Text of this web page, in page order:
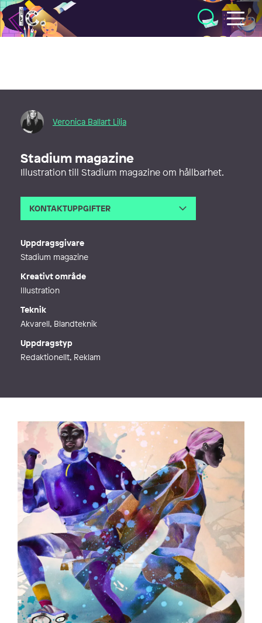
Illustratörcentrum
Veronica Ballart Lilja
Stadium magazine
Illustration till Stadium magazine om hållbarhet.
KONTAKTUPPGIFTER
Uppdragsgivare
Stadium magazine
Kreativt område
Illustration
Teknik
Akvarell, Blandteknik
Uppdragstyp
Redaktionellt, Reklam